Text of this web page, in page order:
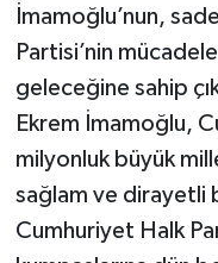
İmamoğlu’nun,
Partisi’nin
geleceğine sahip
Ekrem İmamoğlu,
milyonluk büyük
sağlam ve dirayetli
Cumhuriyet Halk